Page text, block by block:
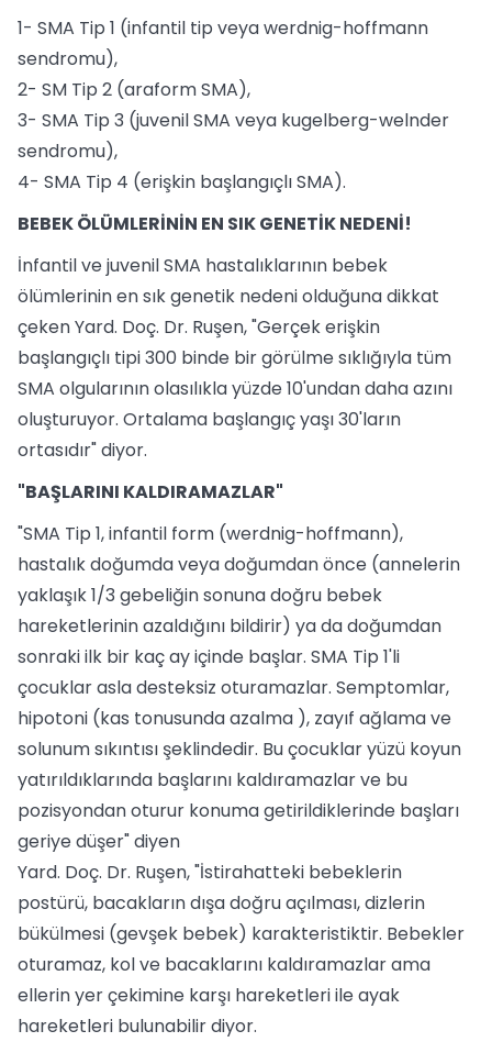
1- SMA Tip 1 (infantil tip veya werdnig-hoffmann
sendromu),
2- SM Tip 2 (araform SMA),
3- SMA Tip 3 (juvenil SMA veya kugelberg-welnder
sendromu),
4- SMA Tip 4 (erişkin başlangıçlı SMA).
BEBEK ÖLÜMLERİNİN EN SIK GENETİK NEDENİ!
İnfantil ve juvenil SMA hastalıklarının bebek
ölümlerinin en sık genetik nedeni olduğuna dikkat
çeken Yard. Doç. Dr. Ruşen, "Gerçek erişkin
başlangıçlı tipi 300 binde bir görülme sıklığıyla tüm
SMA olgularının olasılıkla yüzde 10'undan daha azını
oluşturuyor. Ortalama başlangıç yaşı 30'ların
ortasıdır" diyor.
"BAŞLARINI KALDIRAMAZLAR"
"SMA Tip 1, infantil form (werdnig-hoffmann),
hastalık doğumda veya doğumdan önce (annelerin
yaklaşık 1/3 gebeliğin sonuna doğru bebek
hareketlerinin azaldığını bildirir) ya da doğumdan
sonraki ilk bir kaç ay içinde başlar. SMA Tip 1'li
çocuklar asla desteksiz oturamazlar. Semptomlar,
hipotoni (kas tonusunda azalma ), zayıf ağlama ve
solunum sıkıntısı şeklindedir. Bu çocuklar yüzü koyun
yatırıldıklarında başlarını kaldıramazlar ve bu
pozisyondan oturur konuma getirildiklerinde başları
geriye düşer" diyen
Yard. Doç. Dr. Ruşen, "İstirahatteki bebeklerin
postürü, bacakların dışa doğru açılması, dizlerin
bükülmesi (gevşek bebek) karakteristiktir. Bebekler
oturamaz, kol ve bacaklarını kaldıramazlar ama
ellerin yer çekimine karşı hareketleri ile ayak
hareketleri bulunabilir diyor.